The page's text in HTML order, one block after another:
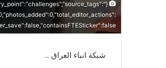
شبكة انباء العراق ..